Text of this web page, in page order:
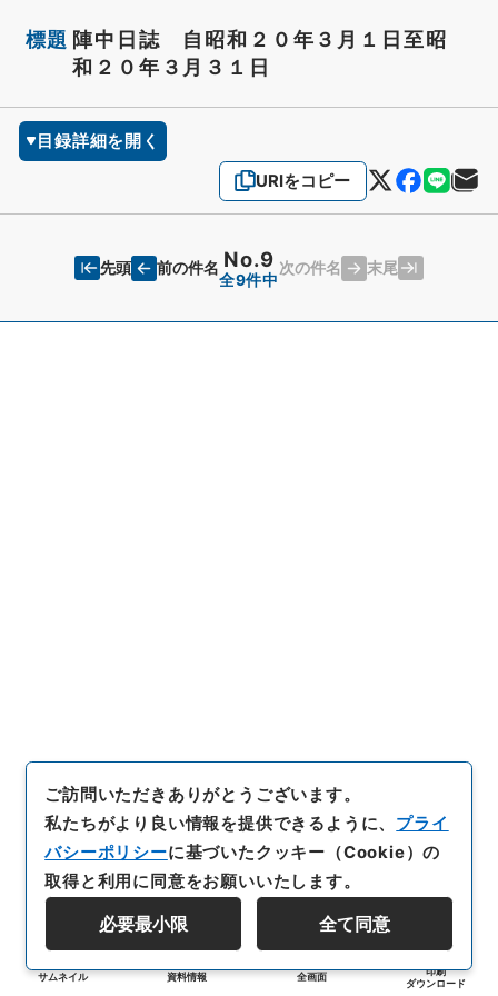
標題 陣中日誌 自昭和２０年３月１日至昭
和２０年３月３１日
目録詳細を開く
URIをコピー
先頭 前の件名 No.9
全9件中
次の件名 末尾
サムネイル 資料情報 全画面
印刷
ダウンロード
ご訪問いただきありがとうございます。
私たちがより良い情報を提供できるように、 プライ
バシーポリシーに基づいたクッキー（Cookie）の
取得と利用に同意をお願いいたします。
必要最小限 全て同意